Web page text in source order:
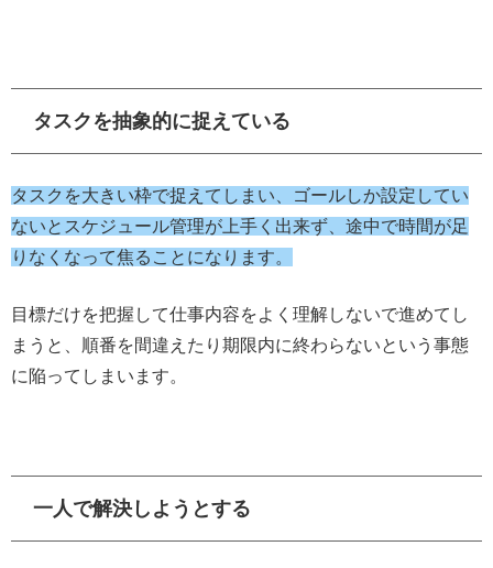
タスクを抽象的に捉えている
タスクを大きい枠で捉えてしまい、ゴールしか設定してい
ないとスケジュール管理が上手く出来ず、途中で時間が足
りなくなって焦ることになります。
目標だけを把握して仕事内容をよく理解しないで進めてし
まうと、順番を間違えたり期限内に終わらないという事態
に陥ってしまいます。
一人で解決しようとする